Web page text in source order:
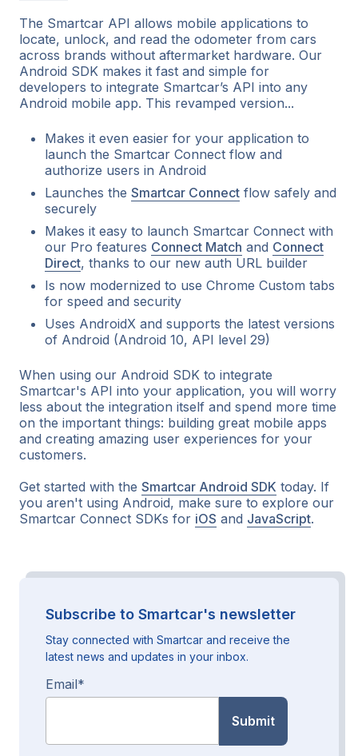
The Smartcar API allows mobile applications to
locate, unlock, and read the odometer from cars
across brands without aftermarket hardware. Our
Android SDK makes it fast and simple for
developers to integrate Smartcar’s API into any
Android mobile app. This revamped version...
Makes it even easier for your application to
launch the Smartcar Connect flow and
authorize users in Android
Launches the Smartcar Connect flow safely and
securely
Makes it easy to launch Smartcar Connect with
our Pro features Connect Match and Connect
Direct, thanks to our new auth URL builder
Is now modernized to use Chrome Custom tabs
for speed and security
Uses AndroidX and supports the latest versions
of Android (Android 10, API level 29)
When using our Android SDK to integrate
Smartcar's API into your application, you will worry
less about the integration itself and spend more time
on the important things: building great mobile apps
and creating amazing user experiences for your
customers.
Get started with the Smartcar Android SDK today. If
you aren't using Android, make sure to explore our
Smartcar Connect SDKs for iOS and JavaScript.
Subscribe to Smartcar's newsletter
Stay connected with Smartcar and receive the
latest news and updates in your inbox.
Email*